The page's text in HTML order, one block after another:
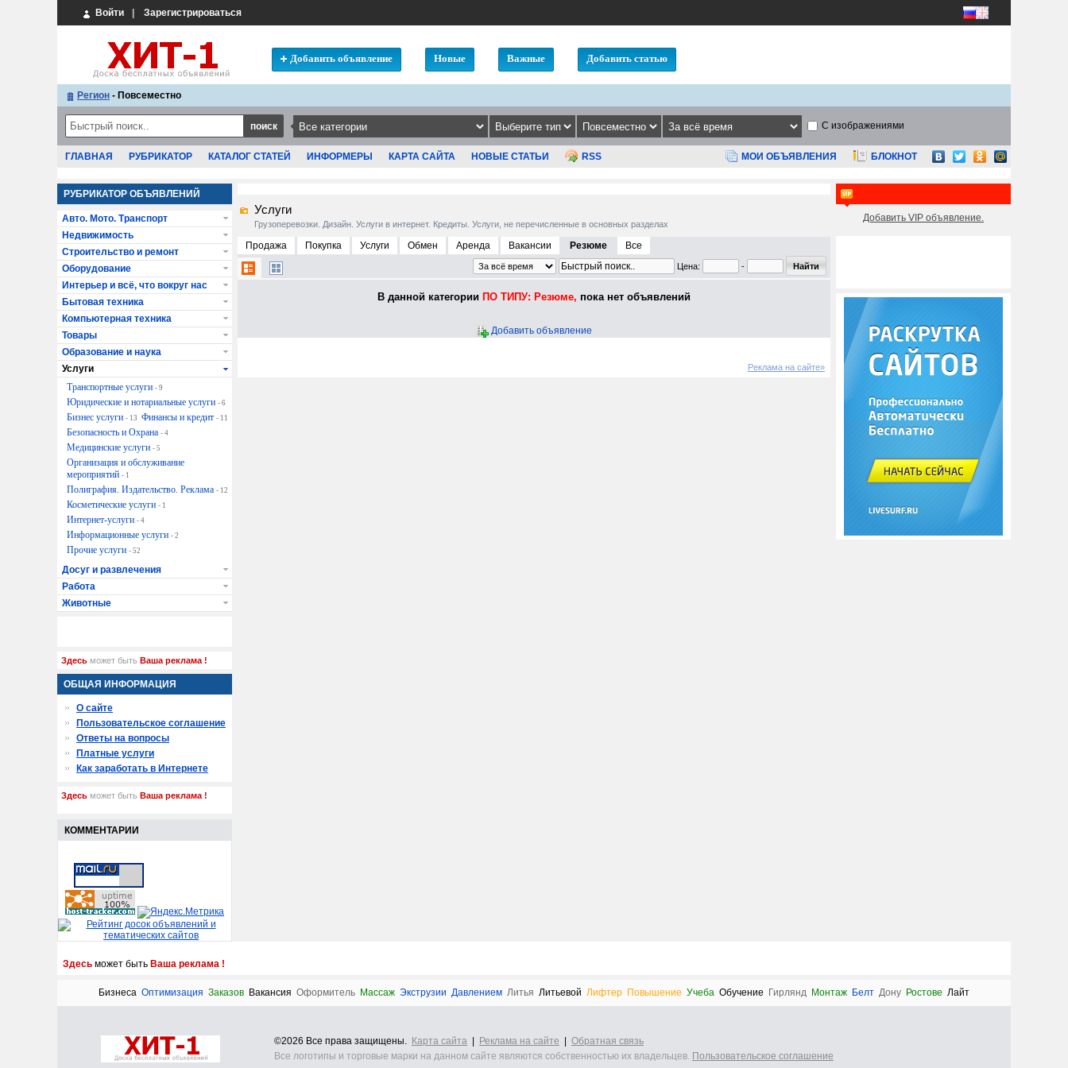
Войти Зарегистрироваться
Добавить объявление Новые Важные Добавить статью
Регион - Повсеместно
С изображениями
ГЛАВНАЯ РУБРИКАТОР КАТАЛОГ СТАТЕЙ ИНФОРМЕРЫ КАРТА САЙТА НОВЫЕ СТАТЬИ RSS МОИ ОБЪЯВЛЕНИЯ БЛОКНОТ
Услуги
Грузоперевозки. Дизайн. Услуги в интернет. Кредиты. Услуги, не перечисленные в основных разделах
Продажа Покупка Услуги Обмен Аренда Вакансии Резюме Все
Цена: -
В данной категории ПО ТИПУ: Резюме, пока нет объявлений
Добавить объявление
Реклама на сайте»
РУБРИКАТОР ОБЪЯВЛЕНИЙ
Авто. Мото. Транспорт
Недвижимость
Строительство и ремонт
Оборудование
Интерьер и всё, что вокруг нас
Бытовая техника
Компьютерная техника
Товары
Образование и наука
Услуги
Транспортные услуги - 9
Юридические и нотариальные услуги - 6
Бизнес услуги - 13 Финансы и кредит - 11
Безопасность и Охрана - 4
Медицинские услуги - 5
Организация и обслуживание
мероприятий - 1
Полиграфия. Издательство. Реклама - 12
Косметические услуги - 1
Интернет-услуги - 4
Информационные услуги - 2
Прочие услуги - 52
Досуг и развлечения
Работа
Животные
Здесь может быть Ваша реклама !
ОБЩАЯ ИНФОРМАЦИЯ
О сайте
Пользовательское соглашение
Ответы на вопросы
Платные услуги
Как заработать в Интернете
Здесь может быть Ваша реклама !
КОММЕНТАРИИ
Добавить VIP объявление.
Здесь может быть Ваша реклама !
Бизнеса Оптимизация Заказов Вакансия Оформитель Массаж Экструзии Давлением Литья Литьевой Лифтер Повышение Учеба Обучение Гирлянд Монтаж Белт Дону Ростове Лайт
©2026 Все права защищены. Карта сайта Реклама на сайте
Обратная связь
Все логотипы и торговые марки на данном сайте являются собственностью их владельцев. Пользовательское соглашение